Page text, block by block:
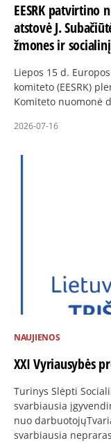
EESRK patvirtino
atstovė J.
žmones ir
Liepos 15 d.
komiteto (EESRK)
Komiteto nuomonė
2026-07-16
NAUJIENOS
XXI Vyriausybės
Turinys Slėpti
svarbiausia
nuo
svarbiausia